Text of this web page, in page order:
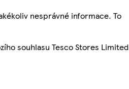
nesprávné informace. To
souhlasu Tesco Stores Limited